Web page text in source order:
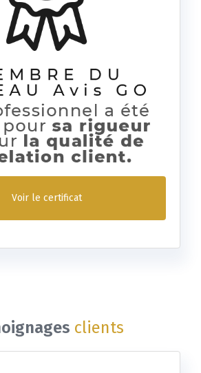
Voir le certificat
clients